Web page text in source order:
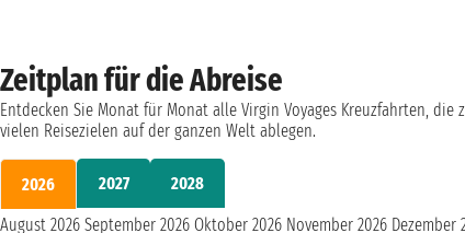
Zeitplan für die Abreise
Entdecken Sie Monat für Monat alle Virgin Voyages Kreuzfahrten, die
vielen Reisezielen auf der ganzen Welt ablegen.
2026 2027
2028
August 2026 September 2026 Oktober 2026 November 2026 Dezember